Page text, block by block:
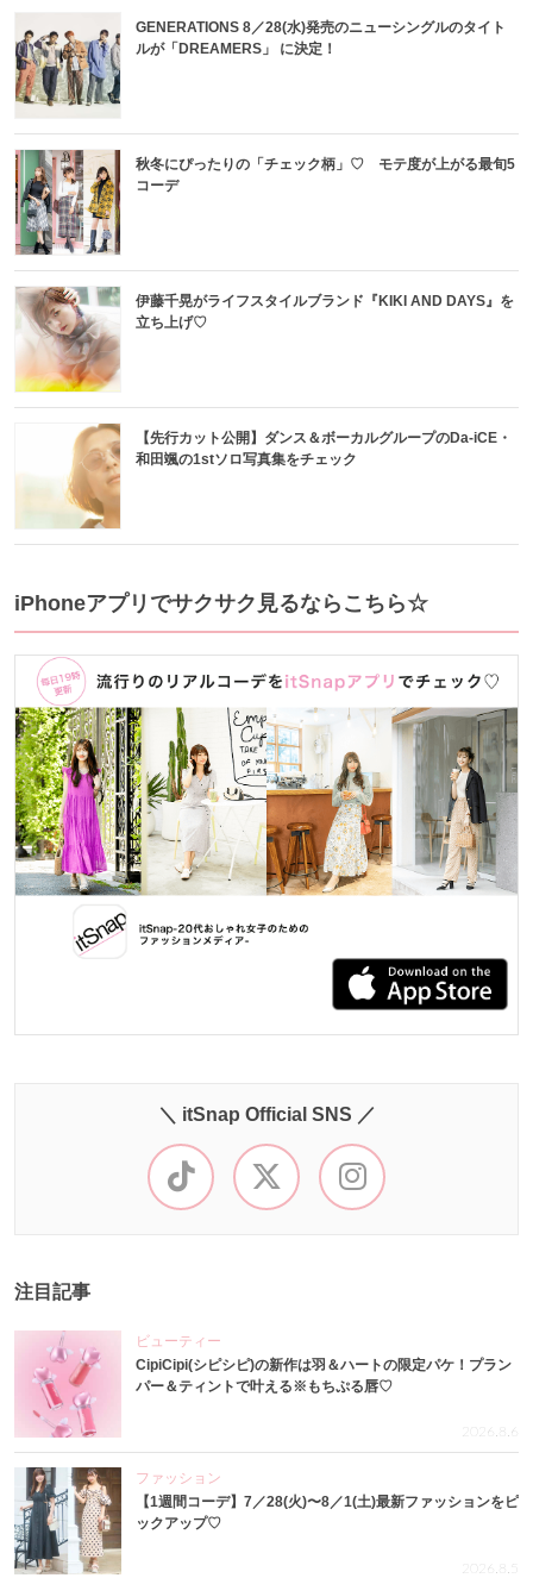
GENERATIONS 8／28(水)発売のニューシングルのタイト
ルが「DREAMERS」 に決定！
秋冬にぴったりの「チェック柄」♡ モテ度が上がる最旬5
コーデ
伊藤千晃がライフスタイルブランド『KIKI AND DAYS』を
立ち上げ♡
【先行カット公開】ダンス＆ボーカルグループのDa-iCE・
和田颯の1stソロ写真集をチェック
iPhoneアプリでサクサク見るならこちら☆
＼ itSnap Official SNS ／
注目記事
ビューティー
CipiCipi(シピシピ)の新作は羽＆ハートの限定パケ！プラン
パー＆ティントで叶える※もちぷる唇♡
2026.8.6
ファッション
【1週間コーデ】7／28(火)〜8／1(土)最新ファッションをピ
ックアップ♡
2026.8.5